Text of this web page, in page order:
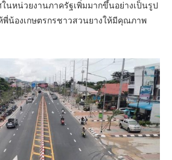
ในหน่วยงานภาครัฐเพิ่มมากขึ้นอย่างเป็นรูป
พี่น้องเกษตรกรชาวสวนยางให้มีคุณภาพ